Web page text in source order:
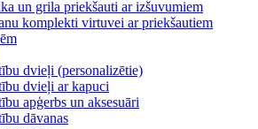
un grila priekšauti ar izšuvumiem
komplekti virtuvei ar priekšautiem
dvieļi (personalizētie)
dvieļi ar kapuci
apģerbs un aksesuāri
dāvanas